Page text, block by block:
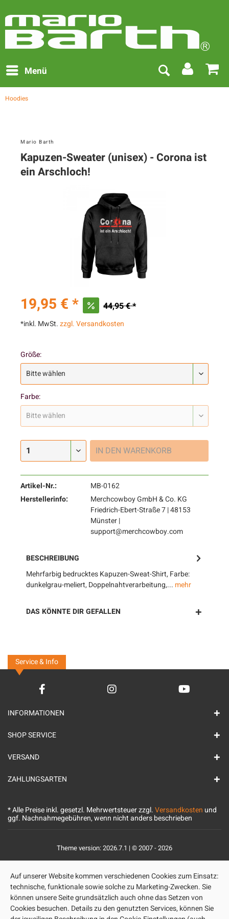
Menü
Hoodies
Mario Barth
Kapuzen-Sweater (unisex) - Corona ist
ein Arschloch!
19,95 € * 44,95 € *
*inkl. MwSt.zzgl. Versandkosten
Größe:
Farbe:
IN DEN WARENKORB
Artikel-Nr.:
MB-0162
Herstellerinfo:
Merchcowboy GmbH & Co. KG
Friedrich-Ebert-Straße 7 | 48153
Münster |
support@merchcowboy.com
BESCHREIBUNG
Mehrfarbig bedrucktes Kapuzen-Sweat-Shirt, Farbe:
dunkelgrau-meliert, Doppelnahtverarbeitung,... mehr
DAS KÖNNTE DIR GEFALLEN
Service & Info
INFORMATIONEN
SHOP SERVICE
VERSAND
ZAHLUNGSARTEN
* Alle Preise inkl. gesetzl. Mehrwertsteuer zzgl.Versandkosten und
ggf. Nachnahmegebühren, wenn nicht anders beschrieben
Theme version: 2026.7.1 | © 2007 - 2026
Auf unserer Website kommen verschiedenen Cookies zum Einsatz:
technische, funktionale sowie solche zu Marketing-Zwecken. Sie
können unsere Seite grundsätzlich auch ohne das Setzen von
Cookies besuchen. Details zu den genutzten Services, können Sie